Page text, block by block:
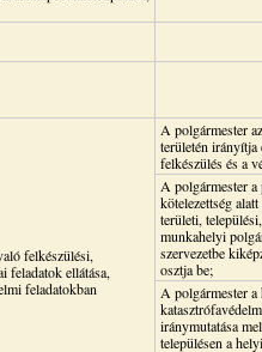
felkészülési,
feladatok ellátása,
feladatokban
A polgármester
területén irányítja
felkészülés és a
A polgármester
kötelezettség
területi,
munkahelyi
szervezetbe
osztja be;
A polgármester a
iránymutatása
településen a